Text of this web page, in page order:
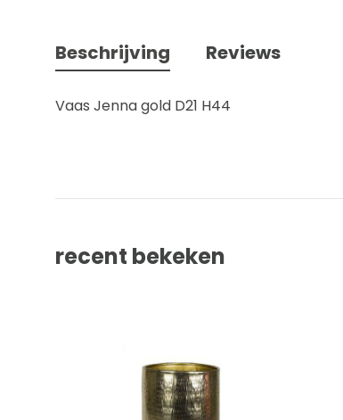
Beschrijving Reviews
Vaas Jenna gold D21 H44
recent bekeken